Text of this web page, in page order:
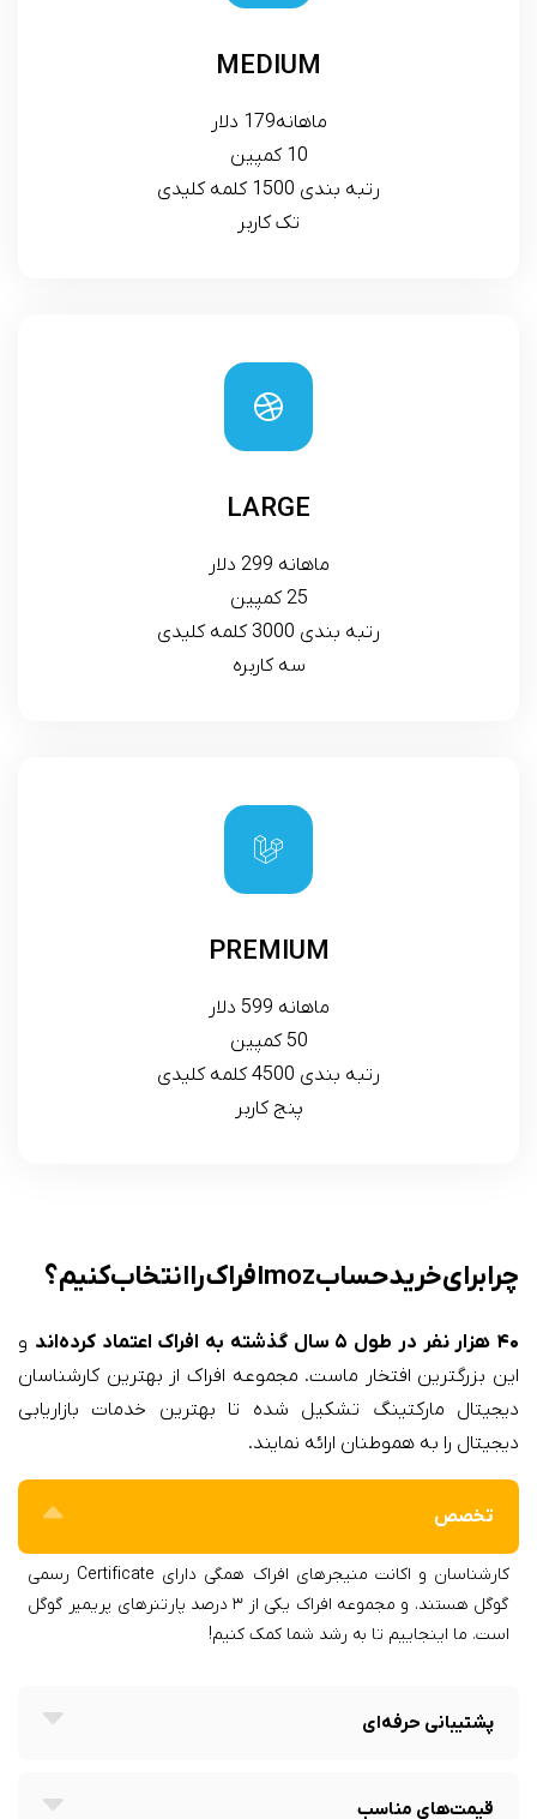
MEDIUM
ماهانه179 دلار
10 کمپین
رتبه بندی 1500 کلمه کلیدی
تک کاربر
LARGE
ماهانه 299 دلار
25 کمپین
رتبه بندی 3000 کلمه کلیدی
سه کاربره
PREMIUM
ماهانه 599 دلار
50 کمپین
رتبه بندی 4500 کلمه کلیدی
پنج کاربر
چرا برای خرید حساب moz افراک را انتخاب کنیم؟
۴۰ هزار نفر در طول ۵ سال گذشته به افراک اعتماد کرده‌اند
و
این بزرگترین افتخار ماست. مجموعه‌ افراک از بهترین کارشناسان
دیجیتال مارکتینگ تشکیل شده تا بهترین خدمات بازاریابی
دیجیتال را به هموطنان ارائه نمایند.
تخصص
کارشناسان و اکانت منیجر‌های افراک همگی دارای Certificate رسمی
گوگل هستند. و مجموعه افراک یکی از ۳ درصد پارتنرهای پریمیر گوگل
است. ما اینجاییم تا به رشد شما کمک کنیم!
پشتیبانی حرفه‌ای
قیمت‌های مناسب